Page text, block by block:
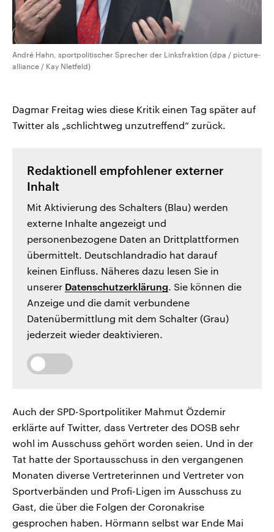
André Hahn, sportpolitischer Sprecher der Linksfraktion (dpa / picture-
alliance / Kay NIetfeld)
Dagmar Freitag wies diese Kritik einen Tag später auf
Twitter als „schlichtweg unzutreffend“ zurück.
Redaktionell empfohlener externer
Inhalt
Mit Aktivierung des Schalters (Blau) werden
externe Inhalte angezeigt und
personenbezogene Daten an Drittplattformen
übermittelt. Deutschlandradio hat darauf
keinen Einfluss. Näheres dazu lesen Sie in
unserer Datenschutzerklärung. Sie können die
Anzeige und die damit verbundene
Datenübermittlung mit dem Schalter (Grau)
jederzeit wieder deaktivieren.
Auch der SPD-Sportpolitiker Mahmut Özdemir
erklärte auf Twitter, dass Vertreter des DOSB sehr
wohl im Ausschuss gehört worden seien. Und in der
Tat hatte der Sportausschuss in den vergangenen
Monaten diverse Vertreterinnen und Vertreter von
Sportverbänden und Profi-Ligen im Ausschuss zu
Gast, die über die Folgen der Coronakrise
gesprochen haben. Hörmann selbst war Ende Mai